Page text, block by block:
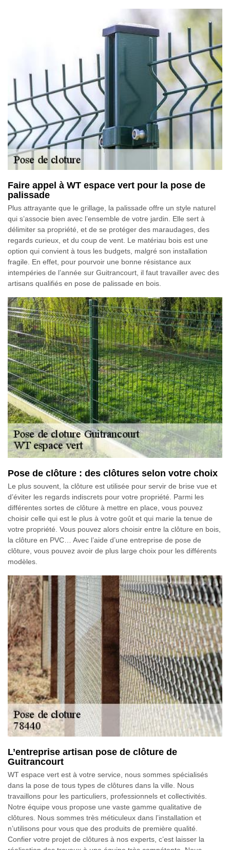
Faire appel à WT espace vert pour la pose de
palissade
Plus attrayante que le grillage, la palissade offre un style naturel
qui s’associe bien avec l’ensemble de votre jardin. Elle sert à
délimiter sa propriété, et de se protéger des maraudages, des
regards curieux, et du coup de vent. Le matériau bois est une
option qui convient à tous les budgets, malgré son installation
fragile. En effet, pour pourvoir une bonne résistance aux
intempéries de l’année sur Guitrancourt, il faut travailler avec des
artisans qualifiés en pose de palissade en bois.
Pose de clôture : des clôtures selon votre choix
Le plus souvent, la clôture est utilisée pour servir de brise vue et
d’éviter les regards indiscrets pour votre propriété. Parmi les
différentes sortes de clôture à mettre en place, vous pouvez
choisir celle qui est le plus à votre goût et qui marie la tenue de
votre propriété. Vous pouvez alors choisir entre la clôture en bois,
la clôture en PVC… Avec l’aide d’une entreprise de pose de
clôture, vous pouvez avoir de plus large choix pour les différents
modèles.
L’entreprise artisan pose de clôture de
Guitrancourt
WT espace vert est à votre service, nous sommes spécialisés
dans la pose de tous types de clôtures dans la ville. Nous
travaillons pour les particuliers, professionnels et collectivités.
Notre équipe vous propose une vaste gamme qualitative de
clôtures. Nous sommes très méticuleux dans l’installation et
n’utilisons pour vous que des produits de première qualité.
Confier votre projet de clôtures à nos experts, c’est laisser la